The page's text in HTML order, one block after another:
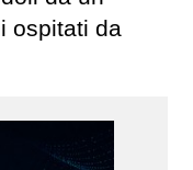
ospitati da